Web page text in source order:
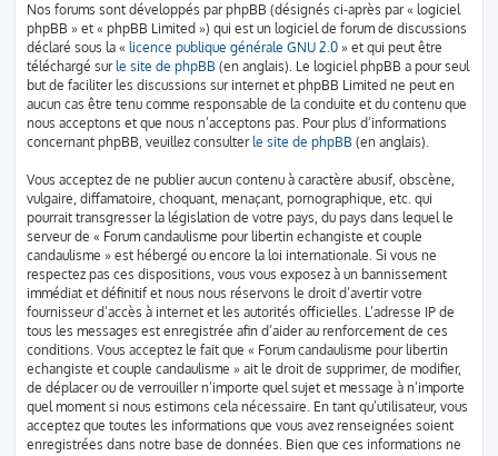
Nos forums sont développés par phpBB (désignés ci-après par « logiciel
phpBB » et « phpBB Limited ») qui est un logiciel de forum de discussions
déclaré sous la «licence publique générale GNU 2.0 » et qui peut être
téléchargé surle site de phpBB (en anglais). Le logiciel phpBB a pour seul
but de faciliter les discussions sur internet et phpBB Limited ne peut en
aucun cas être tenu comme responsable de la conduite et du contenu que
nous acceptons et que nous n’acceptons pas. Pour plus d’informations
concernant phpBB, veuillez consulterle site de phpBB (en anglais).
Vous acceptez de ne publier aucun contenu à caractère abusif, obscène,
vulgaire, diffamatoire, choquant, menaçant, pornographique, etc. qui
pourrait transgresser la législation de votre pays, du pays dans lequel le
serveur de « Forum candaulisme pour libertin echangiste et couple
candaulisme » est hébergé ou encore la loi internationale. Si vous ne
respectez pas ces dispositions, vous vous exposez à un bannissement
immédiat et définitif et nous nous réservons le droit d’avertir votre
fournisseur d’accès à internet et les autorités officielles. L’adresse IP de
tous les messages est enregistrée afin d’aider au renforcement de ces
conditions. Vous acceptez le fait que « Forum candaulisme pour libertin
echangiste et couple candaulisme » ait le droit de supprimer, de modifier,
de déplacer ou de verrouiller n’importe quel sujet et message à n’importe
quel moment si nous estimons cela nécessaire. En tant qu’utilisateur, vous
acceptez que toutes les informations que vous avez renseignées soient
enregistrées dans notre base de données. Bien que ces informations ne